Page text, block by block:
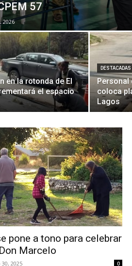
57
2026
en la rotonda de El
el espacio
DESTACADAS
Personal
coloca
Lagos
pone a tono para celebrar
Marcelo
2025 0